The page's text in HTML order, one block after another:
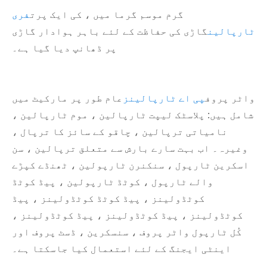
گرم موسم گرما میں ، کی ایک پرت فری
ٹارپالین گاڑی کی حفاظت کے لئے باہر ہوادار گاڑی
پر ڈھانپ دیا گیا ہے۔
واٹر پروف پی اے ٹارپالینز عام طور پر مارکیٹ میں
شامل ہیں: پلاسٹک لیپت ٹارپالین ، موم ٹارپالین ،
نامیاتی ترپالین ، چاقو کے سائز کا ترپال ،
وغیرہ۔ اب بہت سارے بارش سے متعلق ترپالین ، سن
اسکرین ٹارپول ، سنکنرن ٹارپولین ، ٹھنڈے کپڑے
والے ٹارپول ، کوٹڈ ٹارپولین ، پیڈ کوٹڈ
کوٹڈولینز ، پیڈ کوٹڈ کوٹڈولینز ، پیڈ
کوٹڈولینز ، پیڈ کوٹڈولینز ، پیڈ کوٹڈولینز ،
کُل ٹارپول واٹر پروف ، سنسکرین ، ڈسٹ پروف اور
اینٹی ایجنگ کے لئے استعمال کیا جاسکتا ہے۔